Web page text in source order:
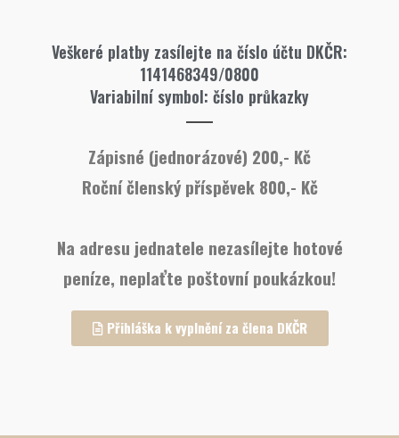
Veškeré platby zasílejte na číslo účtu DKČR:
1141468349/0800
Variabilní symbol: číslo průkazky
Zápisné (jednorázové) 200,- Kč
Roční členský příspěvek 800,- Kč
Na adresu jednatele nezasílejte hotové
peníze, neplaťte poštovní poukázkou!
Přihláška k vyplnění za člena DKČR